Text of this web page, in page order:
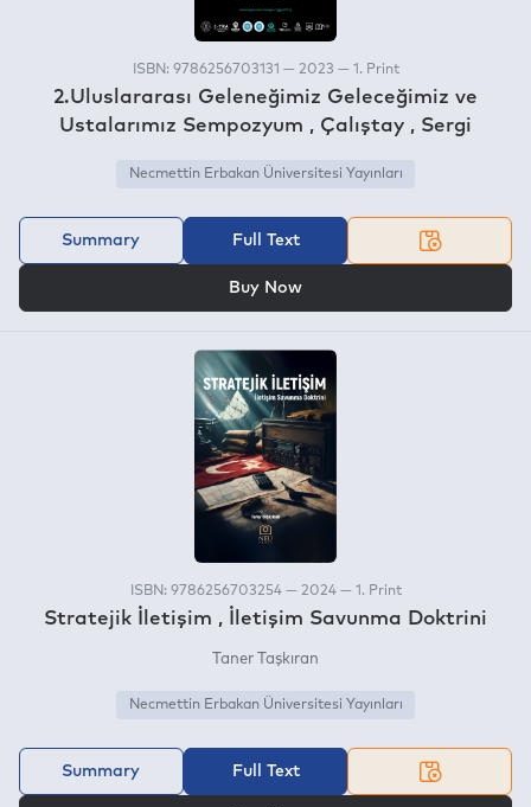
ISBN: 9786256703131 — 2023 — 1. Print
2.Uluslararası Geleneğimiz Geleceğimiz ve
Ustalarımız Sempozyum , Çalıştay , Sergi
Necmettin Erbakan Üniversitesi Yayınları
Summary Full Text
Buy Now
ISBN: 9786256703254 — 2024 — 1. Print
Stratejik İletişim , İletişim Savunma Doktrini
Taner Taşkıran
Necmettin Erbakan Üniversitesi Yayınları
Summary Full Text